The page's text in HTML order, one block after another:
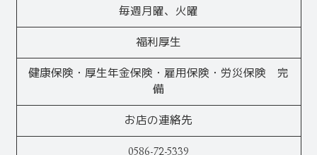
毎週月曜、火曜
福利厚生
健康保険・厚生年金保険・雇用保険・労災保険 完
備
お店の連絡先
0586-72-5339